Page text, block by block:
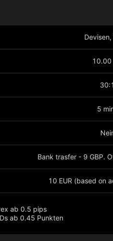
Devisen,
10.00
30:1
5
Bank trasfer - 9 GBP.
10 EUR (based on
ab 0.5 pips
ab 0.45 Punkten